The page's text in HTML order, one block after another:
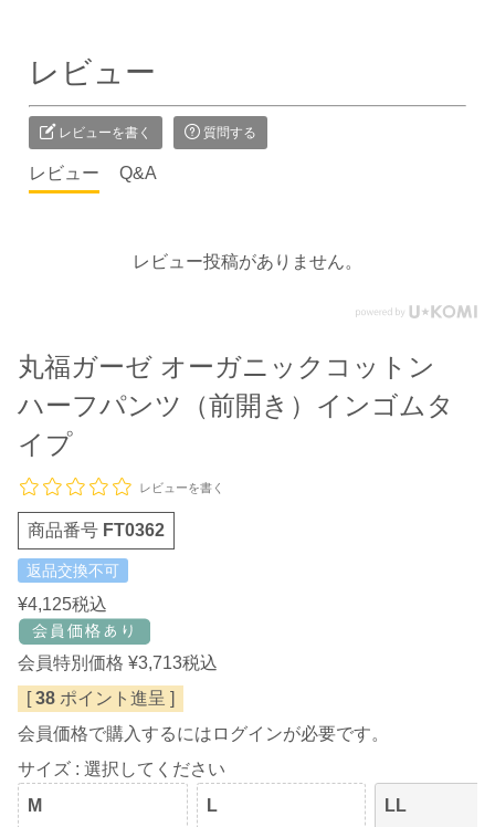
レビュー
レビューを書く 質問する
レビュー Q&A
レビュー投稿がありません。
丸福ガーゼ オーガニックコットン
ハーフパンツ（前開き）インゴムタ
イプ
レビューを書く
商品番号 FT0362
返品交換不可
¥4,125税込
会員特別価格 ¥3,713税込
[ 38 ポイント進呈 ]
会員価格で購入するにはログインが必要です。
サイズ
選択してください
M
L LL